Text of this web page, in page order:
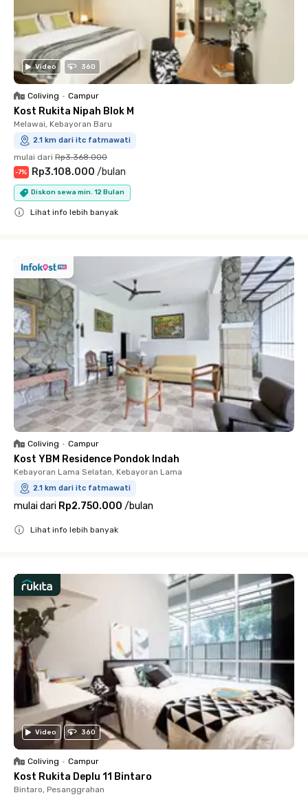
Video 360
Coliving • Campur
Kost Rukita Nipah Blok M
Melawai, Kebayoran Baru
2.1 km dari itc fatmawati
mulai dari Rp3.368.000
-7% Rp3.108.000 /bulan
Diskon sewa min. 12 Bulan
Lihat info lebih banyak
Coliving • Campur
Kost YBM Residence Pondok Indah
Kebayoran Lama Selatan, Kebayoran Lama
2.1 km dari itc fatmawati
mulai dari Rp2.750.000 /bulan
Lihat info lebih banyak
Video 360
Coliving • Campur
Kost Rukita Deplu 11 Bintaro
Bintaro, Pesanggrahan